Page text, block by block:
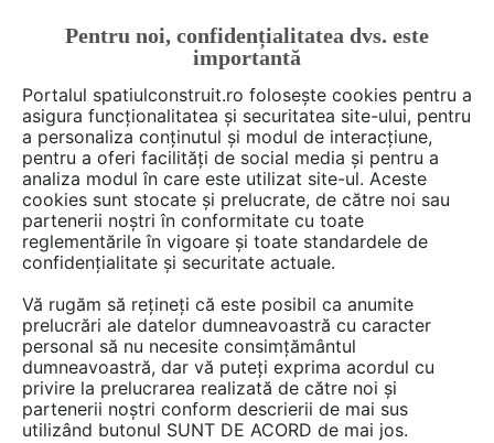
FĂ-ȚI CONT
CUM SE FACE
Deschide filtre
8 detalii de produs de tipul
din poliuretanîn categoria
Termoizolatii, izolatii acustice
Pentru noi, confidențialitatea dvs. este
importantă
Portalul spatiulconstruit.ro folosește cookies pentru a
asigura funcționalitatea și securitatea site-ului, pentru
a personaliza conținutul și modul de interacțiune,
pentru a oferi facilități de social media și pentru a
analiza modul în care este utilizat site-ul. Aceste
cookies sunt stocate și prelucrate, de către noi sau
partenerii noștri în conformitate cu toate
reglementările în vigoare și toate standardele de
confidențialitate și securitate actuale.
Vă rugăm să rețineți că este posibil ca anumite
prelucrări ale datelor dumneavoastră cu caracter
personal să nu necesite consimțământul
dumneavoastră, dar vă puteți exprima acordul cu
privire la prelucrarea realizată de către noi și
partenerii noștri conform descrierii de mai sus
utilizând butonul SUNT DE ACORD de mai jos.